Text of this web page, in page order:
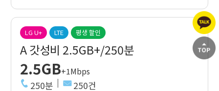
LG U+ LTE 평생 할인
A 갓성비 2.5GB+/250분
2.5GB+1Mbps
250분 250건